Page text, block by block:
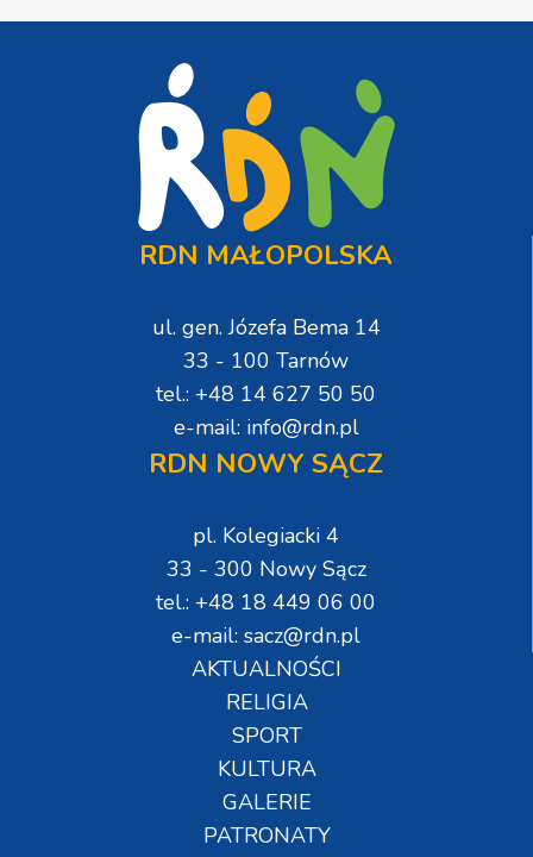
RDN MAŁOPOLSKA
ul. gen. Józefa Bema 14
33 - 100 Tarnów
tel.: +48 14 627 50 50
e-mail: info@rdn.pl
RDN NOWY SĄCZ
pl. Kolegiacki 4
33 - 300 Nowy Sącz
tel.: +48 18 449 06 00
e-mail: sacz@rdn.pl
AKTUALNOŚCI
RELIGIA
SPORT
KULTURA
GALERIE
PATRONATY